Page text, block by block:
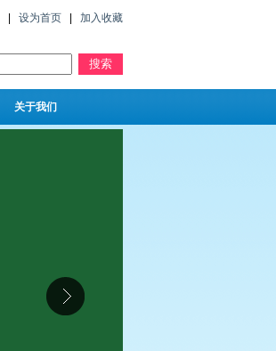
设为首页 加入收藏
关于我们